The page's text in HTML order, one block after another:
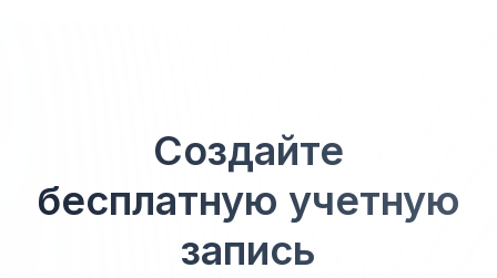
Создайте
бесплатную учетную
запись